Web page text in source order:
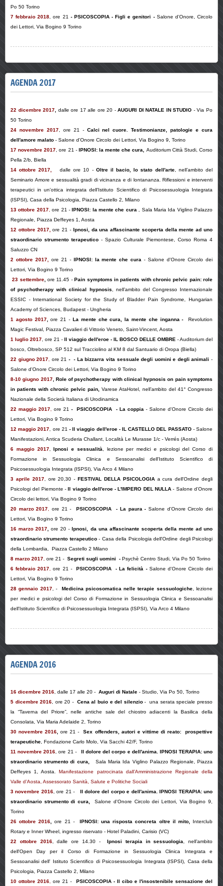
Po 50 Torino
7 febbraio 2018 , ore 21 - PSICOSCOPIA - Figli e genitori - Salone d'Onore , Circolo
dei Lettori, Via Bogino 9 Torino
AGENDA 2017
22 dicembre 2017 dalle ore 17 alle ore 20 -AUGURI DI NATALE IN STUDIO - Via Po
50 Torino
24 novembre 2017, ore 21 - Calci nel cuore. Testimonianze, patologie e cura
dell'amore malato - Salone d'Onore Circolo dei Lettori, Via Bogino 9, Torino
17 novembre 2017 , ore 21 - IPNOSI: la mente che cura
Auditorium Città Studi, Corso
Pella 2/b, Biella
14 ottobre 2017,
dalle ore 10 - Oltre il bacio, lo stato dell'arte, nell’ambito del
Seminario Amore e sessualità gradi di vicinanza e di lontananza. Riflessioni e interventi
terapeutici in un'ottica integrata dell'Istituto Scientifico di Psicosessuologia Integrata
(ISPSI), Casa della Psicologia, Piazza Castello 2, Milano
13 ottobre 2017,ore 21 - IPNOSI: la mente che cura
, Sala Maria Ida Viglino Palazzo
Regionale, Piazza Deffeyes 1, Aosta
12 ottobre 2017,ore 21 - Ipnosi, da una affascinante scoperta della mente ad uno
straordinario strumento terapeutico - Spazio Culturale Piemontese, Corso Roma 4
Saluzzo CN
2 ottobre 2017, ore 21 - IPNOSI: la mente che cura -Salone d'Onore Circolo dei
Lettori, Via Bogino 9 Torino
23 settembre,ore 11.45 -Pain symptoms in patients with chronic pelvic pain: role
of psychotherapy with clinical hypnosis , nell’ambito del Congresso Internazionale
ESSIC - International Society for the Study of Bladder Pain Syndrome,Hungarian
Academy of Sciences, Budapest - Ungheria
1 agosto 2017,ore 21- La mente che cura, la mente che inganna - Revolution
Magic Festival, Piazza Cavalieri di Vittorio Veneto, Saint-Vincent, Aosta
1 luglio 2017 , ore 21 - Il viaggio dell'eroe - IL BOSCO DELLE OMBRE - Auditorium del
bosco, Oltrebosco, SP 512 sul Tracciolino al KM 8 dal Santuario di Oropa (Biella)
22 giugno 2017
ore 21 - - La bizzarra vita sessuale degli uomini e degli animali-
Salone d'Onore Circolo dei Lettori, Via Bogino 9 Torino
8-10 giugno 2017, Role of psychotherapy with clinical hypnosis on pain symptoms
in patients with chronic pelvic pain,
Varese AtaHotel, nell’ambito del 41° Congresso
Nazionale della Società Italiana di Urodinamica
22 maggio 2017
ore 21 - PSICOSCOPIA - La coppia - Salone d'Onore Circolo dei
Lettori, Via Bogino 9 Torino
12 maggio 2017 , ore 21-Il viaggio dell'eroe - IL CASTELLO DEL PASSATO - Salone
Manifestazioni, Antica Scuderia Challant, Località Le Murasse 1/c - Verrés (Aosta)
6 maggio 2017,Ipnosi e sessualità , lezione per medici e psicologi delCorso di
Formazione in Sessuologia Clinica e Sessoanalisidell'Istituto Scientifico di
Psicosessuologia Integrata (ISPSI), Via Arco 4 Milano
3 aprile 2017, ore 20,30 -FESTIVAL DELLA PSICOLOGIAa cura dell'Ordine degli
Psicologi del Piemonte -Il viaggio dell'eroe - L'IMPERO DEL NULLA - Salone d'Onore
Circolo dei lettori, Via Bogino 9 Torino
20 marzo 2017 ,ore 21 - PSICOSCOPIA - La paura- Salone d'Onore Circolo dei
Lettori, Via Bogino 9 Torino
16 marzo 2017
ore 20 -Ipnosi, da una affascinante scoperta della mente ad uno
straordinario strumento terapeutico- Casa della Psicologia dell'Ordine degli Psicologi
della Lombardia, Piazza Castello 2 Milano
8 marzo 2017 ore 21 - Segreti sugli uomini - Psychè Centro Studi, Via Po 50 Torino
6 febbraio 2017 ,ore 21 - PSICOSCOPIA - La felicità - Salone d'Onore Circolo dei
Lettori, Via Bogino 9 Torino
28 gennaio 2017, - Medicina psicosomatica nelle terapie sessuologiche, lezione
per medici e psicologi del Corso di Formazione in Sessuologia Clinica e Sessoanalisi
dell'Istituto Scientifico di Psicosessuologia Integrata (ISPSI), Via Arco 4 Milano
AGENDA 2016
16 dicembre 2016 dalle 17 alle 20 - Auguri di Natale - Studio, Via Po 50, Torino
5 dicembre 2016 , ore 20 - Cena al buio e del silenzio- una serata speciale presso
la “Taverna del Priore”, nelle antiche sale del chiostro adiacenti la Basilica della
Consolata, Via Maria Adelaide 2, Torino
30 novembre 2016
ore 21 -Sex offenders, autori e vittime di reato: prospettive
terapeutiche , Fondazione Carlo Molo, Via Sacchi 42/F, Torino
11 novembre 2016 , ore 21 -
Il dolore del corpo e dell'anima. IPNOSI TERAPIA: uno
straordinario strumento di cura
Sala Maria Ida Viglino Palazzo Regionale, Piazza
Deffeyes 1, Aosta.Manifestazione patrocinata dall’Amministrazione Regionale della
Valle d’Aosta, Assessorato Sanità, Salute e Politiche Sociali
3 novembre 2016, ore 21 -
Il dolore del corpo e dell'anima. IPNOSI TERAPIA: uno
straordinario strumento di cura
Salone d'Onore Circolo dei Lettori, Via Bogino 9,
Torino
26 ottobre 2016
ore 21 -IPNOSI: una risposta concreta oltre il mito,
Interclub
Rotary e Inner Wheel, ingresso riservato - Hotel Paladini, Carisio (VC)
22 ottobre 2016, dalle ore 14.30 - Ipnosi terapia in sessuologia
, nell’ambito
dell'Open Day per il Corso di Formazione in Sessuologia Clinica Integrata e
Sessoanalisi dell' Istituto Scientifico di Psicosessuologia Integrata (ISPSI), Casa della
Psicologia, Piazza Castello 2, Milano
10 ottobre 2016 ,ore 21 - PSICOSCOPIA - Il cibo e l'insostenibile sensazione del